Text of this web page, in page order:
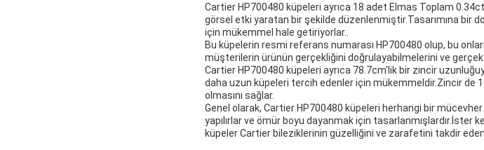
Cartier HP700480 küpeleri ayrıca 18 adet Elmas Toplam
görsel etki yaratan bir şekilde düzenlenmiştir.Tasarımına bir
için mükemmel hale getiriyorlar..
Bu küpelerin resmi referans numarası HP700480 olup, bu
müşterilerin ürünün gerçekliğini doğrulayabilmelerini ve gerçek
Cartier HP700480 küpeleri ayrıca 78.7cm'lik bir zincir
daha uzun küpeleri tercih edenler için mükemmeldir.Zincir de
olmasını sağlar.
Genel olarak, Cartier HP700480 küpeleri herhangi bir
yapılırlar ve ömür boyu dayanmak için
küpeler Cartier bileziklerinin güzelliğini ve zarafetini takdir